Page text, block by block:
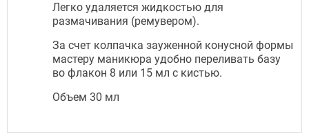
Легко удаляется жидкостью для
размачивания (ремувером).
За счет колпачка зауженной конусной формы
мастеру маникюра удобно переливать базу
во флакон 8 или 15 мл с кистью.
Объем 30 мл